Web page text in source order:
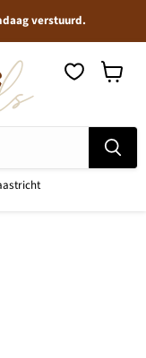
verstuurd.